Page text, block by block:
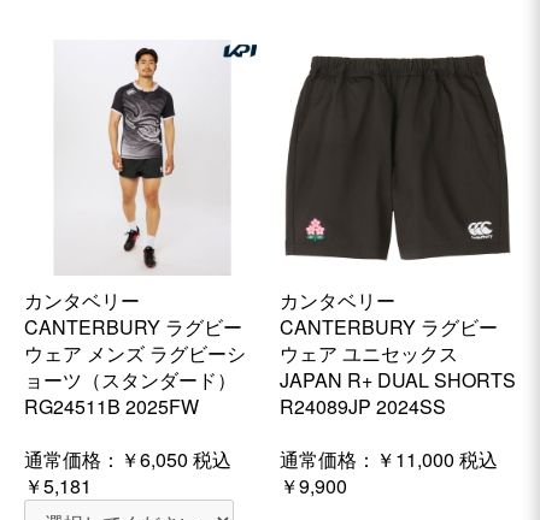
カンタベリー
CANTERBURY ラグビー
ウェア メンズ ラグビーシ
ョーツ（スタンダード）
RG24511B 2025FW
通常価格： ￥6,050 税込
￥5,181
カンタベリー
CANTERBURY ラグビー
ウェア ユニセックス
JAPAN R+ DUAL SHORTS
R24089JP 2024SS
通常価格： ￥11,000 税込
￥9,900